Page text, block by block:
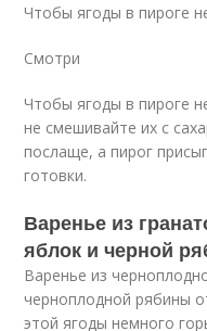
Чтобы ягоды в пироге
Смотри
Чтобы ягоды в пироге
не смешивайте их с
послаще, а пирог
готовки.
Варенье из
яблок и черной
Варенье из
черноплодной рябины
этой ягоды немного